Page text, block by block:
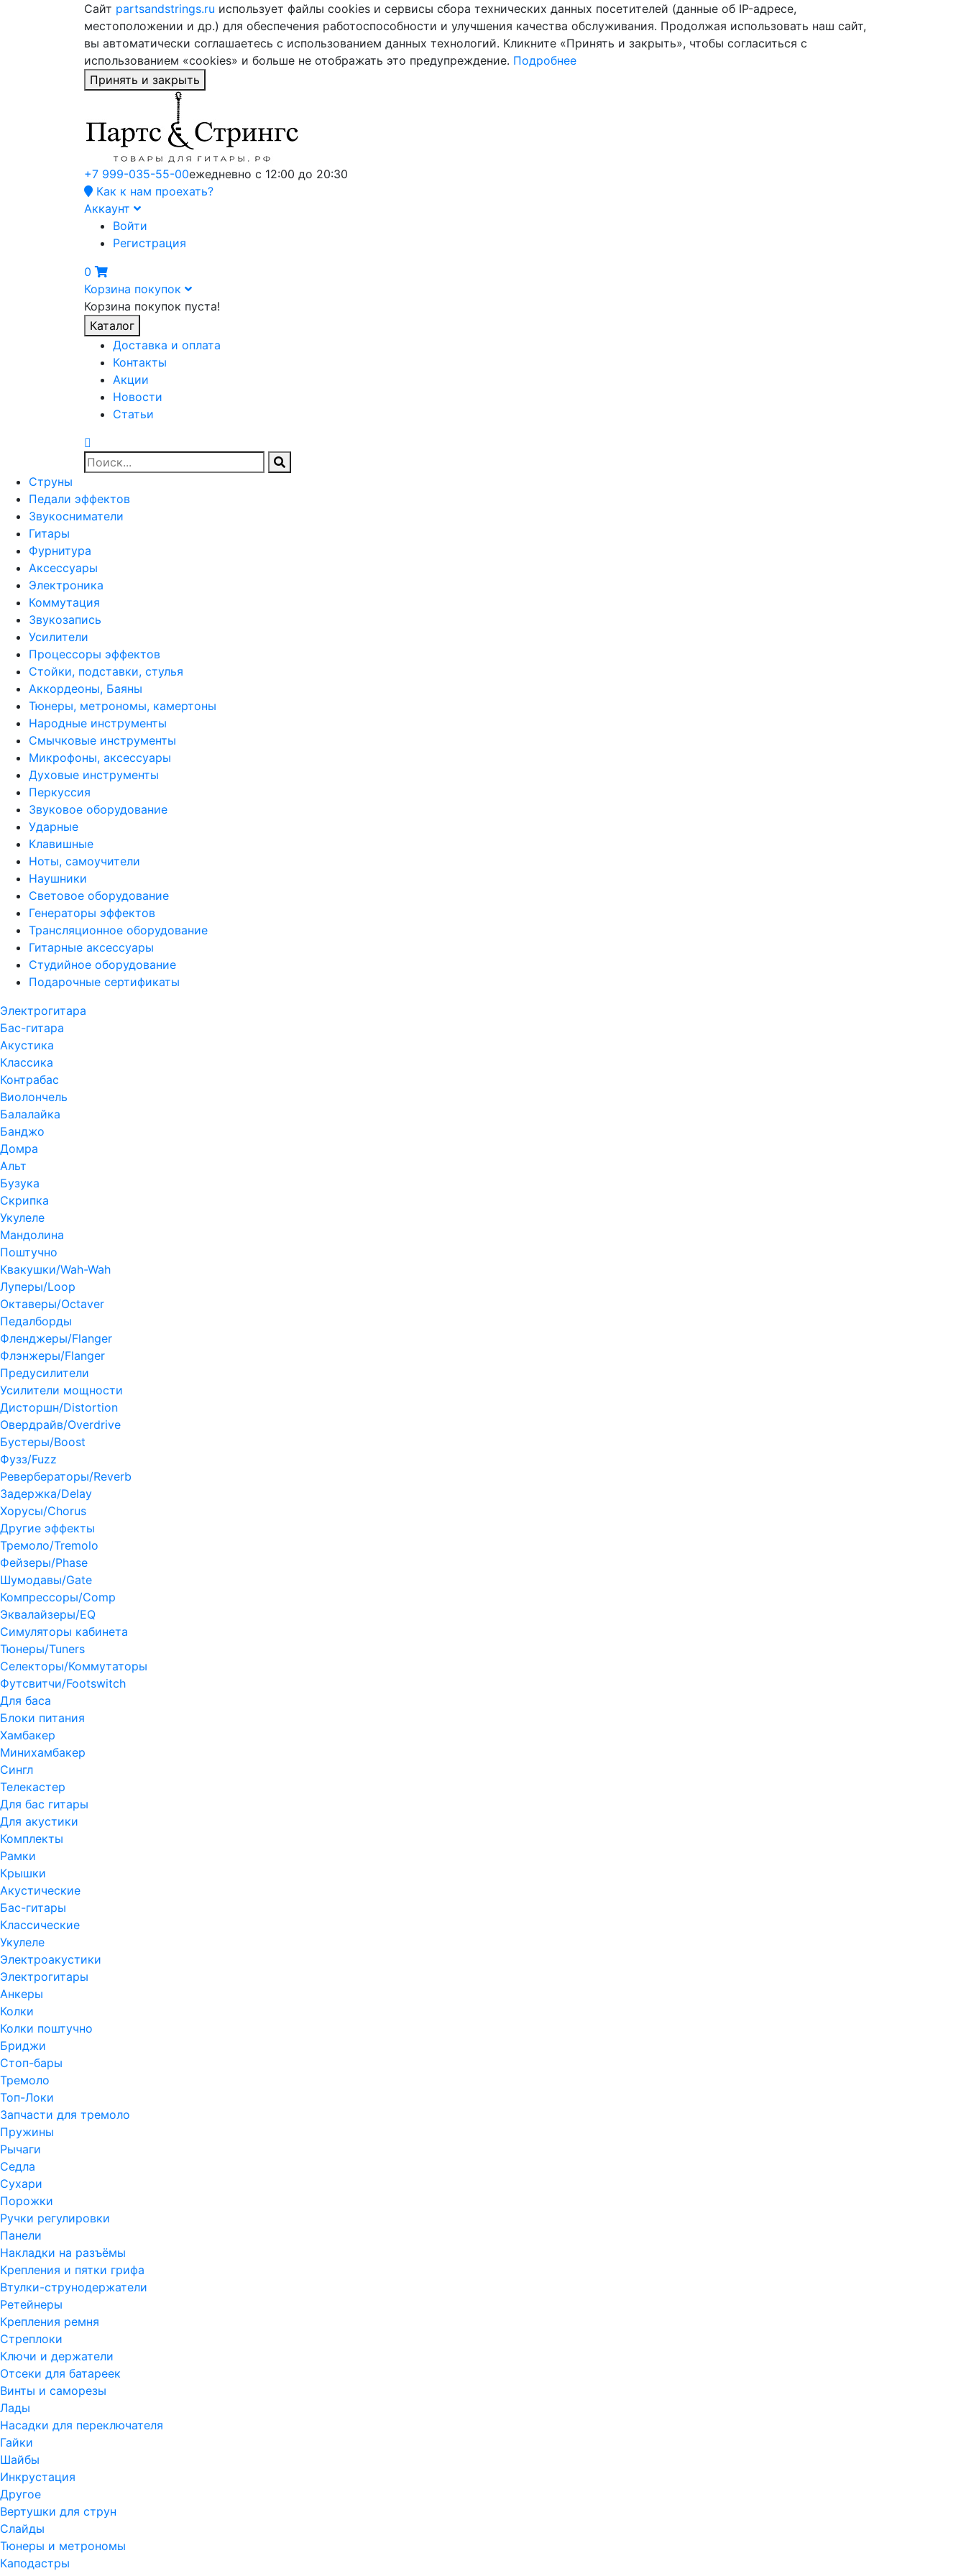
Сайт partsandstrings.ru использует файлы cookies и сервисы сбора технических данных посетителей (данные об IP-адресе,
местоположении и др.) для обеспечения работоспособности и улучшения качества обслуживания. Продолжая использовать наш сайт,
вы автоматически соглашаетесь с использованием данных технологий. Кликните «Принять и закрыть», чтобы согласиться с
использованием «cookies» и больше не отображать это предупреждение. Подробнее
Принять и закрыть
+7 999-035-55-00ежедневно с 12:00 до 20:30
Как к нам проехать?
Аккаунт
Войти
Регистрация
0
Корзина покупок
Корзина покупок пуста!
Каталог
Доставка и оплата
Контакты
Акции
Новости
Статьи
Струны
Педали эффектов
Звукосниматели
Гитары
Фурнитура
Аксессуары
Электроника
Коммутация
Звукозапись
Усилители
Процессоры эффектов
Стойки, подставки, стулья
Аккордеоны, Баяны
Тюнеры, метрономы, камертоны
Народные инструменты
Смычковые инструменты
Микрофоны, аксессуары
Духовые инструменты
Перкуссия
Звуковое оборудование
Ударные
Клавишные
Ноты, самоучители
Наушники
Световое оборудование
Генераторы эффектов
Трансляционное оборудование
Гитарные аксессуары
Студийное оборудование
Подарочные сертификаты
Электрогитара
Бас-гитара
Акустика
Классика
Контрабас
Виолончель
Балалайка
Банджо
Домра
Альт
Бузука
Скрипка
Укулеле
Мандолина
Поштучно
Квакушки/Wah-Wah
Луперы/Loop
Октаверы/Octaver
Педалборды
Фленджеры/Flanger
Флэнжеры/Flanger
Предусилители
Усилители мощности
Дисторшн/Distortion
Овердрайв/Overdrive
Бустеры/Boost
Фузз/Fuzz
Ревербераторы/Reverb
Задержка/Delay
Хорусы/Chorus
Другие эффекты
Тремоло/Tremolo
Фейзеры/Phase
Шумодавы/Gate
Компрессоры/Comp
Эквалайзеры/EQ
Симуляторы кабинета
Тюнеры/Tuners
Селекторы/Коммутаторы
Футсвитчи/Footswitch
Для баса
Блоки питания
Хамбакер
Минихамбакер
Сингл
Телекастер
Для бас гитары
Для акустики
Комплекты
Рамки
Крышки
Акустические
Бас-гитары
Классические
Укулеле
Электроакустики
Электрогитары
Анкеры
Колки
Колки поштучно
Бриджи
Стоп-бары
Тремоло
Топ-Локи
Запчасти для тремоло
Пружины
Рычаги
Седла
Сухари
Порожки
Ручки регулировки
Панели
Накладки на разъёмы
Крепления и пятки грифа
Втулки-струнодержатели
Ретейнеры
Крепления ремня
Стреплоки
Ключи и держатели
Отсеки для батареек
Винты и саморезы
Лады
Насадки для переключателя
Гайки
Шайбы
Инкрустация
Другое
Вертушки для струн
Слайды
Тюнеры и метрономы
Каподастры